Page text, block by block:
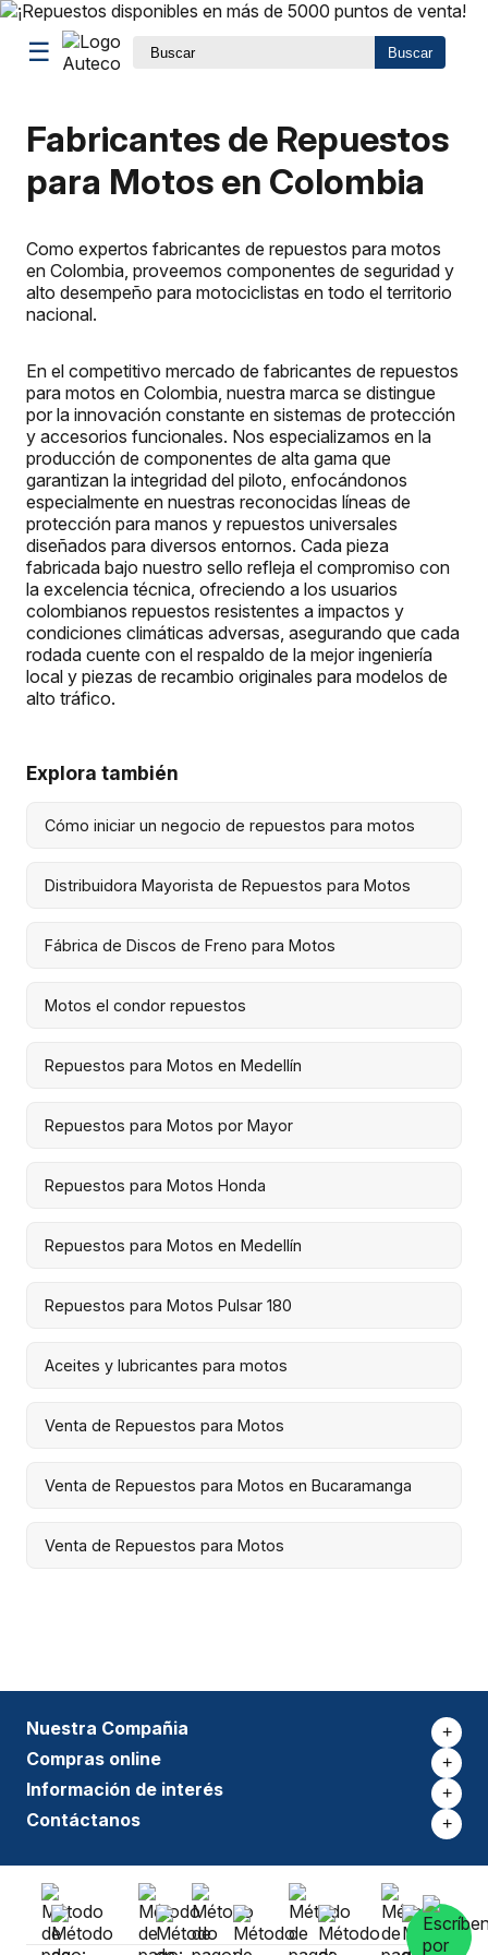
☰ Buscar
Fabricantes de Repuestos
para Motos en Colombia
Como expertos fabricantes de repuestos para motos
en Colombia, proveemos componentes de seguridad y
alto desempeño para motociclistas en todo el territorio
nacional.
En el competitivo mercado de fabricantes de repuestos
para motos en Colombia, nuestra marca se distingue
por la innovación constante en sistemas de protección
y accesorios funcionales. Nos especializamos en la
producción de componentes de alta gama que
garantizan la integridad del piloto, enfocándonos
especialmente en nuestras reconocidas líneas de
protección para manos y repuestos universales
diseñados para diversos entornos. Cada pieza
fabricada bajo nuestro sello refleja el compromiso con
la excelencia técnica, ofreciendo a los usuarios
colombianos repuestos resistentes a impactos y
condiciones climáticas adversas, asegurando que cada
rodada cuente con el respaldo de la mejor ingeniería
local y piezas de recambio originales para modelos de
alto tráfico.
Explora también
Cómo iniciar un negocio de repuestos para motos
Distribuidora Mayorista de Repuestos para Motos
Fábrica de Discos de Freno para Motos
Motos el condor repuestos
Repuestos para Motos en Medellín
Repuestos para Motos por Mayor
Repuestos para Motos Honda
Repuestos para Motos en Medellín
Repuestos para Motos Pulsar 180
Aceites y lubricantes para motos
Venta de Repuestos para Motos
Venta de Repuestos para Motos en Bucaramanga
Venta de Repuestos para Motos
Nuestra Compañia +
Compras online +
Información de interés +
Contáctanos +